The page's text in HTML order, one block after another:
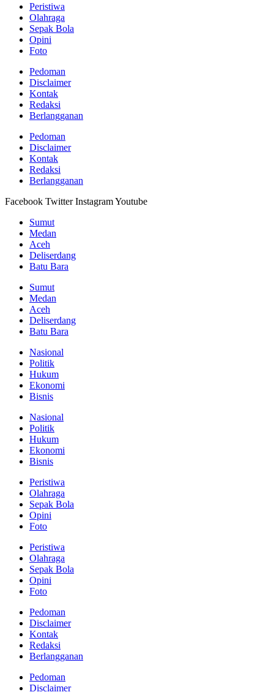
Peristiwa
Olahraga
Sepak Bola
Opini
Foto
Pedoman
Disclaimer
Kontak
Redaksi
Berlangganan
Pedoman
Disclaimer
Kontak
Redaksi
Berlangganan
Facebook Twitter InstagramYoutube
Sumut
Medan
Aceh
Deliserdang
Batu Bara
Sumut
Medan
Aceh
Deliserdang
Batu Bara
Nasional
Politik
Hukum
Ekonomi
Bisnis
Nasional
Politik
Hukum
Ekonomi
Bisnis
Peristiwa
Olahraga
Sepak Bola
Opini
Foto
Peristiwa
Olahraga
Sepak Bola
Opini
Foto
Pedoman
Disclaimer
Kontak
Redaksi
Berlangganan
Pedoman
Disclaimer